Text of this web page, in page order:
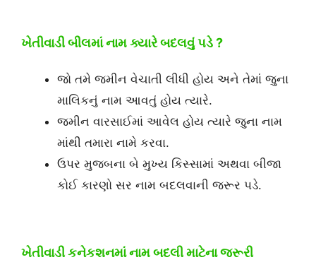
ખેતીવાડીબીલમાં નામ ક્યારે બદલવું પડે ?
જો તમે જમીન વેચાતી લીધી હોય અને તેમાં જુના
માલિકનું નામ આવતું હોય ત્યારે.
જમીન વારસાઈમાં આવેલ હોય ત્યારે જુના નામ
માંથી તમારા નામે કરવા.
ઉપર મુજબના બે મુખ્ય કિસ્સામાં અથવા બીજા
કોઈ કારણો સર નામ બદલવાની જરૂર પડે.
ખેતીવાડી કનેકશનમાં નામ બદલી માટેના જરૂરી